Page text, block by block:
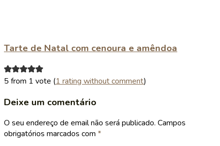
Tarte de Natal com cenoura e amêndoa
5 from 1 vote (1 rating without comment)
Deixe um comentário
O seu endereço de email não será publicado. Campos
obrigatórios marcados com *